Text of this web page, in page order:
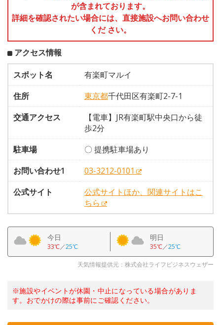
が含まれております。
詳細を確認されたい場合には、直接施設へお問い合わせ
くだ さい。
アクセス情報
スポット名
有楽町マルイ
住所
東京都千代田区有楽町2-7-1
交通アクセス
【電車】JR有楽町駅中央口から徒
歩2分
駐車場
〇 提携駐車場あり
お問い合わせ1
03-3212-0101
公式サイト
公式サイトほか、関連サイトはこ
ちら
今日
33℃／25℃
明日
35℃／25℃
天気情報提供元：株式会社ライフビジネスウェザー
※施設やイベントが休園・中止になっている場合がありま
す。おでかけの際は事前にご確認ください。